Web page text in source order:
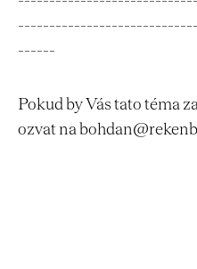
------
Pokud by Vás tato téma
ozvat na